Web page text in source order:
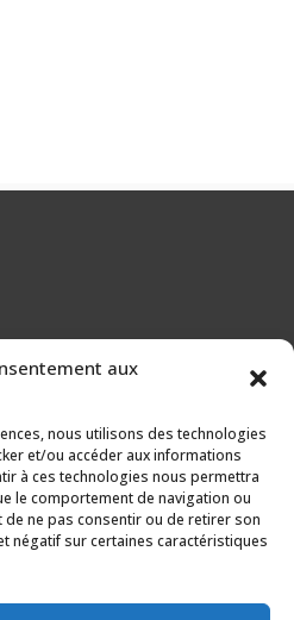
aux
nous utilisons des technologies
et/ou accéder aux informations
à ces technologies nous permettra
le comportement de navigation ou
de ne pas consentir ou de retirer son
négatif sur certaines caractéristiques
DE
le développement rural :